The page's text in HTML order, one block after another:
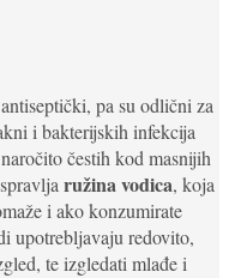
pa su odlični za
i bakterijskih infekcija
čestih kod masnijih
ružina vodica, koja
i ako konzumirate
upotrebljavaju redovito,
te izgledati mlađe i